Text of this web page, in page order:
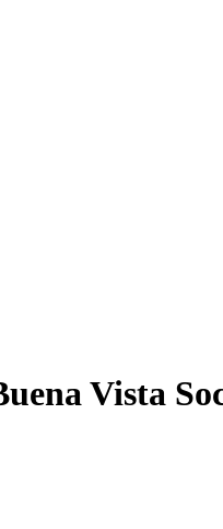
Vista